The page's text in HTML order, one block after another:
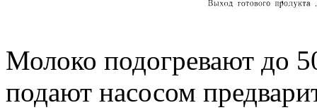
Молоко подогревают до
подают насосом